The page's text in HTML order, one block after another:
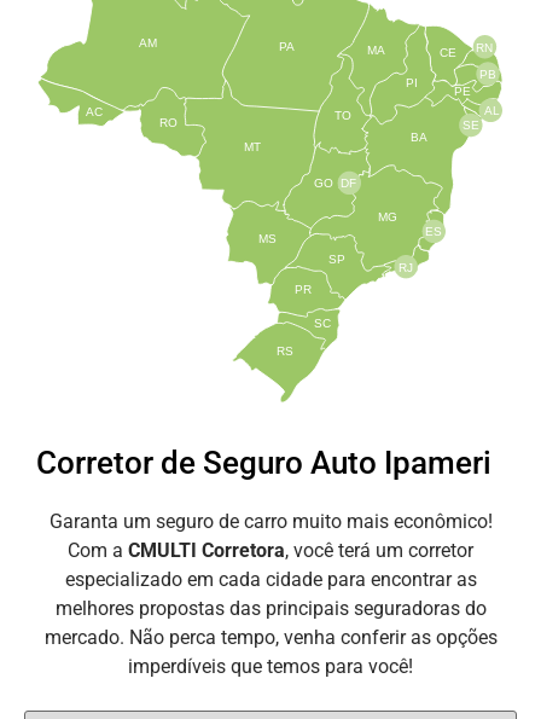
TO
BA
SE
PE
AL
RN
CE
PI
MA
PA
AM
AC
RO
MT
MS
GO
PR
SC
RS
SP
MG
RJ
ES
DF
PB
Corretor de Seguro Auto Ipameri
Garanta um seguro de carro muito mais econômico!
Com a CMULTI Corretora, você terá um corretor
especializado em cada cidade para encontrar as
melhores propostas das principais seguradoras do
mercado. Não perca tempo, venha conferir as opções
imperdíveis que temos para você!